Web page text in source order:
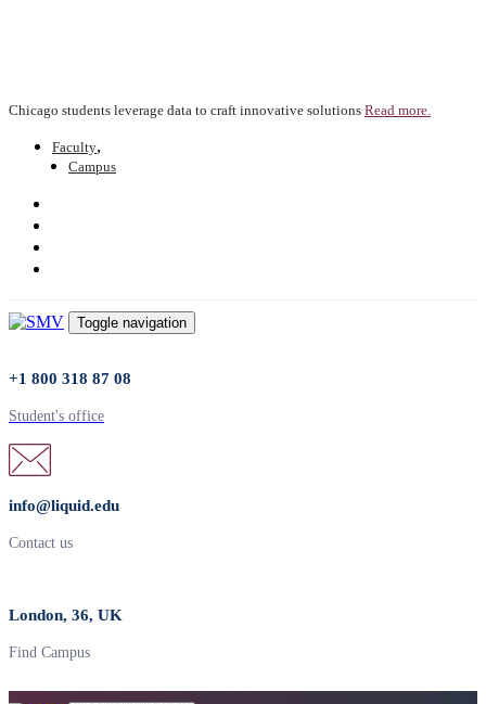
to
Chicago students leverage data to craft innovative solutions Read more.
Faculty
Campus
Toggle navigation
+1 800 318 87 08
Student's office
info@liquid.edu
Contact us
London, 36, UK
Find Campus